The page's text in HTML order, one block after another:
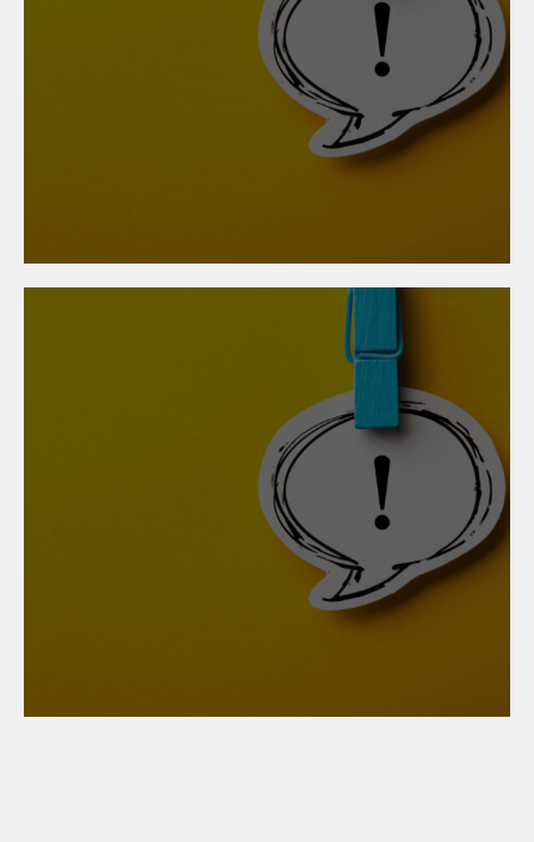
KV-Abschluss der
Angestellten im
Metallgewerbe
KV-Abschluss
Metallgewerbe 2026/2027:
Wichtige Änderungen im
Überblick für Arbeiter:innen